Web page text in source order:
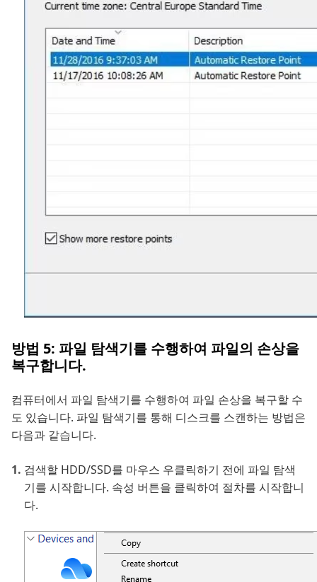
방법 5: 파일 탐색기를 수행하여 파일의 손상을
복구합니다.
컴퓨터에서 파일 탐색기를 수행하여 파일 손상을 복구할 수
도 있습니다. 파일 탐색기를 통해 디스크를 스캔하는 방법은
다음과 같습니다.
검색할 HDD/SSD를 마우스 우클릭하기 전에 파일 탐색
기를 시작합니다. 속성 버튼을 클릭하여 절차를 시작합니
다.